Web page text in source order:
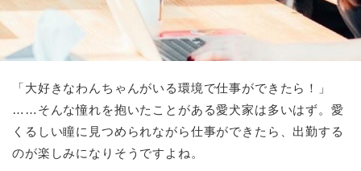
「大好きなわんちゃんがいる環境で仕事ができたら！」
……そんな憧れを抱いたことがある愛犬家は多いはず。愛
くるしい瞳に見つめられながら仕事ができたら、出勤する
のが楽しみになりそうですよね。